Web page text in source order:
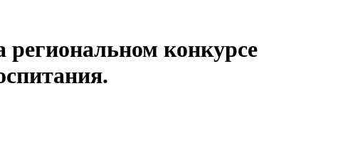
региональном конкурсе